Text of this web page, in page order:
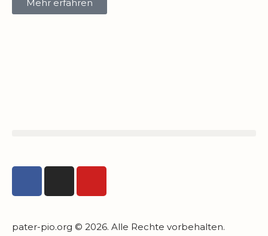
Mehr erfahren
pater-pio.org © 2026. Alle Rechte vorbehalten.